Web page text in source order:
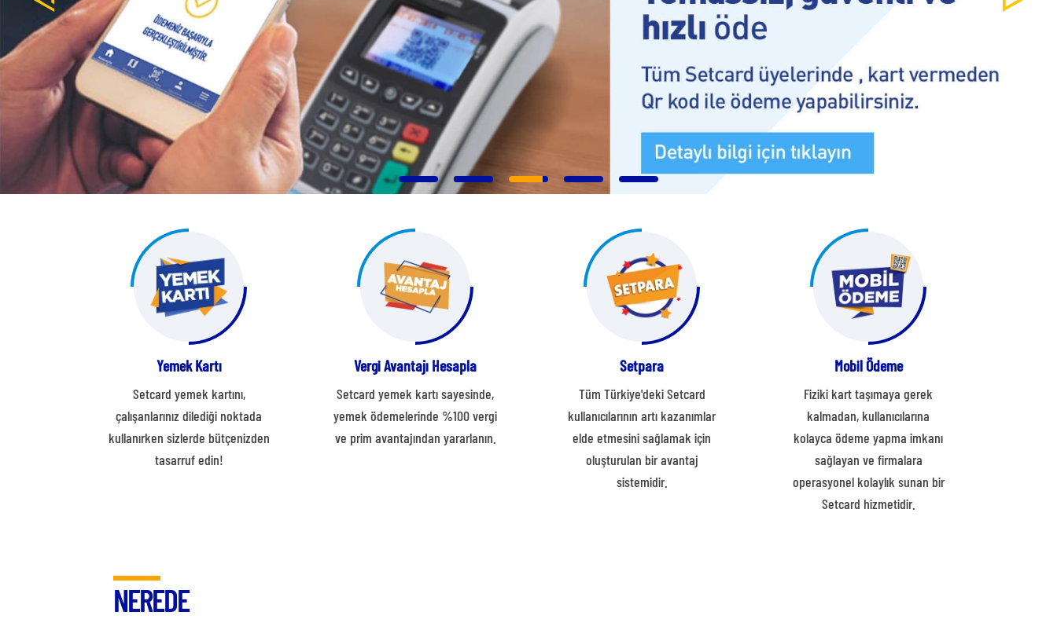
Yemek Kartı
Setcard yemek kartını,
çalışanlarınız dilediği noktada
kullanırken sizlerde bütçenizden
tasarruf edin!
Vergi Avantajı Hesapla
Setcard yemek kartı sayesinde,
yemek ödemelerinde %100 vergi
ve prim avantajından yararlanın.
Setpara
Tüm Türkiye'deki Setcard
kullanıcılarının artı kazanımlar
elde etmesini sağlamak için
oluşturulan bir avantaj
sistemidir.
Mobil Ödeme
Fiziki kart taşımaya gerek
kalmadan, kullanıcılarına
kolayca ödeme yapma imkanı
sağlayan ve firmalara
operasyonel kolaylık sunan bir
Setcard hizmetidir.
NEREDE